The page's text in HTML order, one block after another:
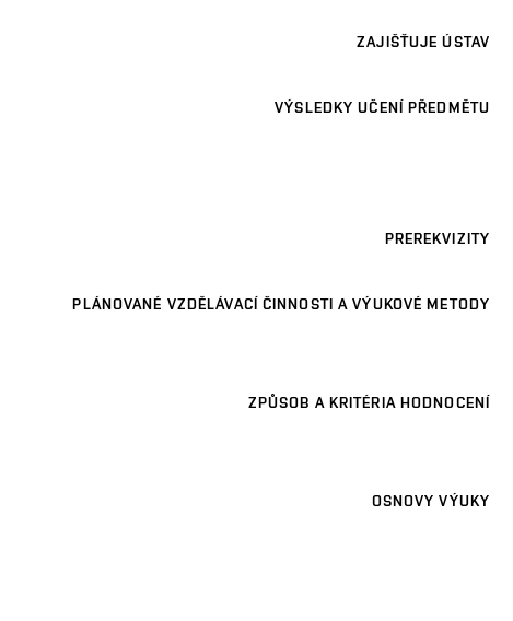
ZAJIŠŤUJE ÚSTAV
VÝSLEDKY UČENÍ PŘEDMĚTU
PREREKVIZITY
PLÁNOVANÉ VZDĚLÁVACÍ ČINNOSTI A VÝUKOVÉ METODY
ZPŮSOB A KRITÉRIA HODNOCENÍ
OSNOVY VÝUKY